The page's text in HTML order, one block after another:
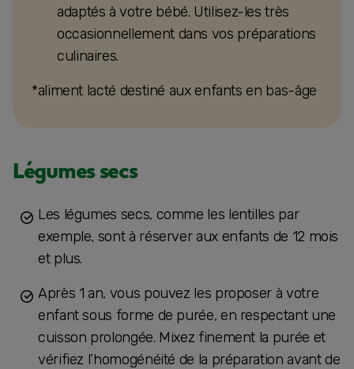
adaptés à votre bébé. Utilisez-les très
occasionnellement dans vos préparations
culinaires.
*aliment lacté destiné aux enfants en bas-âge
Légumes secs
Les légumes secs, comme les lentilles par
exemple, sont à réserver aux enfants de 12 mois
et plus.
Après 1 an, vous pouvez les proposer à votre
enfant sous forme de purée, en respectant une
cuisson prolongée. Mixez finement la purée et
vérifiez l’homogénéité de la préparation avant de